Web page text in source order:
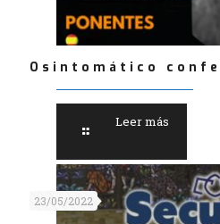
Osintomático
Leer más
23/05/2022